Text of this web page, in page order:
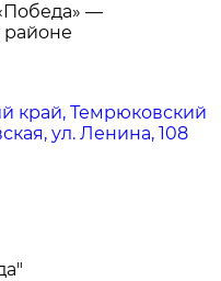
—
край, Темрюковский
ул. Ленина, 108